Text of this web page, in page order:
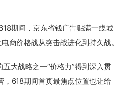
期间，京东省钱广告贴满一线城
商价格战从突击战进化到持久战。
大战略之一“价格力”得到深入贯
，618期间首页最焦点位置也让给